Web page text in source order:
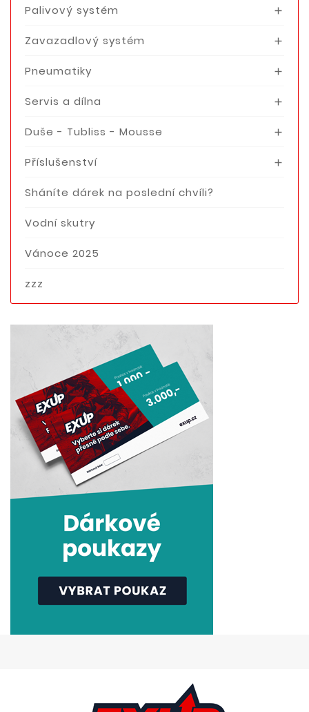
Palivový systém 
Zavazadlový systém 
Pneumatiky 
Servis a dílna 
Duše - Tubliss - Mousse 
Příslušenství 
Sháníte dárek na poslední chvíli?
Vodní skutry
Vánoce 2025
zzz